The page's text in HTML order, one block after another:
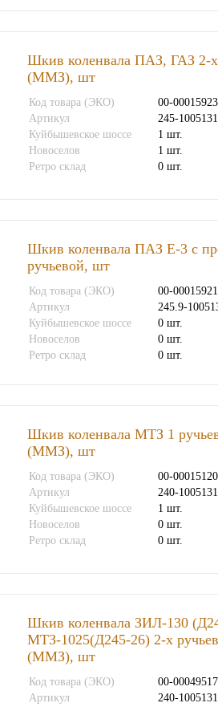
Шкив коленвала ПАЗ, ГАЗ 2-
(ММЗ), шт
Код товара (ЭКО)
00-00015923
Артикул
245-
Куйбышевское шоссе
1 шт.
Новоселов
1 шт.
Ретро склад
0 шт.
Шкив коленвала ПАЗ Е-3 с
ручьевой, шт
Код товара (ЭКО)
00-00015921
Артикул
245.9-
Куйбышевское шоссе
0 шт.
Новоселов
0 шт.
Ретро склад
0 шт.
Шкив коленвала МТЗ 1
(ММЗ), шт
Код товара (ЭКО)
00-00015120
Артикул
240-
Куйбышевское шоссе
1 шт.
Новоселов
0 шт.
Ретро склад
0 шт.
Шкив коленвала ЗИЛ-130
МТЗ-1025(Д245-26) 2-х
(ММЗ), шт
Код товара (ЭКО)
00-00049517
Артикул
240-